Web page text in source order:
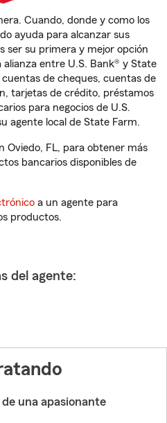
Cuando, donde y como los
ayuda para alcanzar sus
ser su primera y mejor opción
alianza entre U.S. Bank® y State
de cheques, cuentas de
tarjetas de crédito, préstamos
para negocios de U.S.
agente local de State Farm.
Oviedo, FL, para obtener más
bancarios disponibles de
a un agente para
productos.
del agente:
una apasionante